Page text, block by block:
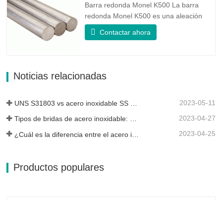
la...
Barra redonda Monel K500 La barra
redonda Monel K500 es una aleación
endurecida por envejecimiento, cuya
composición básica consiste en
de la aleación 400 con la alta resistencia,
la resistencia a la fatiga y la...
Contactar ahora
Noticias relacionadas
2023-05-11
Tipos de bridas de acero inoxidable: ¿cuál es mejor para ti? 2023-04-27
2023-04-25
Productos populares